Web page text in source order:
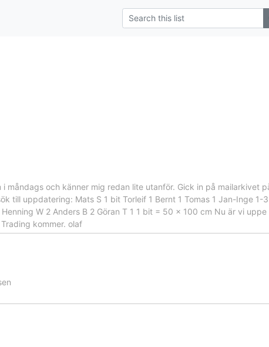
måndags och känner mig redan lite utanför. Gick in på mailarkivet
till uppdatering: Mats S 1 bit Torleif 1 Bernt 1 Tomas 1 Jan-Inge 1-
W 2 Anders B 2 Göran T 1 1 bit = 50 x 100 cm Nu är vi
kommer. olaf